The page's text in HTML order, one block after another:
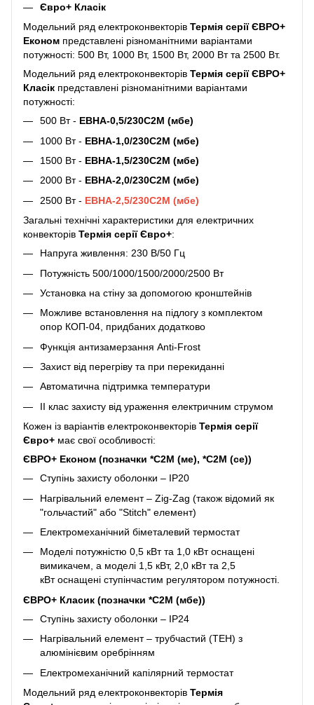
Євро+ Класік
Модельний ряд електроконвекторів Термія серії ЄВРО+
Економ представлені різноманітними варіантами
потужності: 500 Вт, 1000 Вт, 1500 Вт, 2000 Вт та 2500 Вт.
Модельний ряд електроконвекторів Термія серії ЄВРО+
Класік представлені різноманітними варіантами
потужності:
500 Вт - ЕВНА-0,5/230С2М (мбе)
1000 Вт - ЕВНА-1,0/230С2М (мбе)
1500 Вт - ЕВНА-1,5/230С2М (мбе)
2000 Вт - ЕВНА-2,0/230С2М (мбе)
2500 Вт - ЕВНА-2,5/230С2М (мбе)
Загальні технічні характеристики для електричних
конвекторів Термія серії Євро+:
Напруга живлення: 230 В/50 Гц
Потужність 500/1000/1500/2000/2500 Вт
Установка на стіну за допомогою кронштейнів
Можливе встановлення на підлогу з комплектом
опор КОП-04, придбаних додатково
Функція антизамерзання Anti-Frost
Захист від перегріву та при перекиданні
Автоматична підтримка температури
II клас захисту від ураження електричним струмом
Кожен із варіантів електроконвекторів Термія серії
Євро+ має свої особливості:
ЄВРО+ Економ (позначки *C2М (ме), *С2М (се))
Ступінь захисту оболонки – IP20
Нагрівальний елемент – Zig-Zag (також відомий як
"гольчастий" або "Stitch" елемент)
Електромеханічний біметалевий термостат
Моделі потужністю 0,5 кВт та 1,0 кВт оснащені
вимикачем, а моделі 1,5 кВт, 2,0 кВт та 2,5
кВт оснащені ступінчастим регулятором потужності.
ЄВРО+ Класик (позначки *C2М (мбе))
Ступінь захисту оболонки – ІР24
Нагрівальний елемент – трубчастий (ТЕН) з
алюмінієвим оребрінням
Електромеханічний капілярний термостат
Модельний ряд електроконвекторів Термія